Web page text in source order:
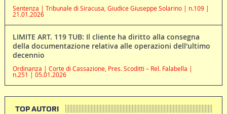
Sentenza | Tribunale di Siracusa, Giudice Giuseppe Solarino | n.109 |
21.01.2026
LIMITE ART. 119 TUB: Il cliente ha diritto alla consegna
della documentazione relativa alle operazioni dell'ultimo
decennio
Ordinanza | Corte di Cassazione, Pres. Scoditti – Rel. Falabella |
n.251 | 05.01.2026
TOP AUTORI